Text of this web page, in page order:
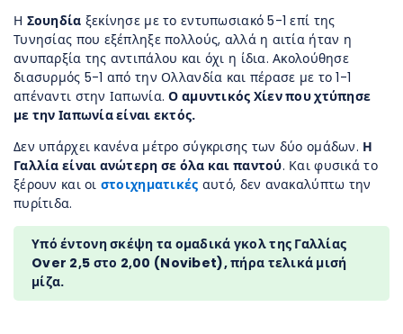
Η Σουηδία ξεκίνησε με το εντυπωσιακό 5-1 επί της
Τυνησίας που εξέπληξε πολλούς, αλλά η αιτία ήταν η
ανυπαρξία της αντιπάλου και όχι η ίδια. Ακολούθησε
διασυρμός 5-1 από την Ολλανδία και πέρασε με το 1-1
απέναντι στην Ιαπωνία.Ο αμυντικός Χίεν που χτύπησε
με την Ιαπωνία είναι εκτός.
Δεν υπάρχει κανένα μέτρο σύγκρισης των δύο ομάδων. Η
Γαλλία είναι ανώτερη σε όλα και παντού. Και φυσικά το
ξέρουν και οι στοιχηματικές αυτό, δεν ανακαλύπτω την
πυρίτιδα.
Υπό έντονη σκέψη τα ομαδικά γκολ της Γαλλίας
Over 2,5 στο 2,00 (Novibet), πήρα τελικά μισή
μίζα.